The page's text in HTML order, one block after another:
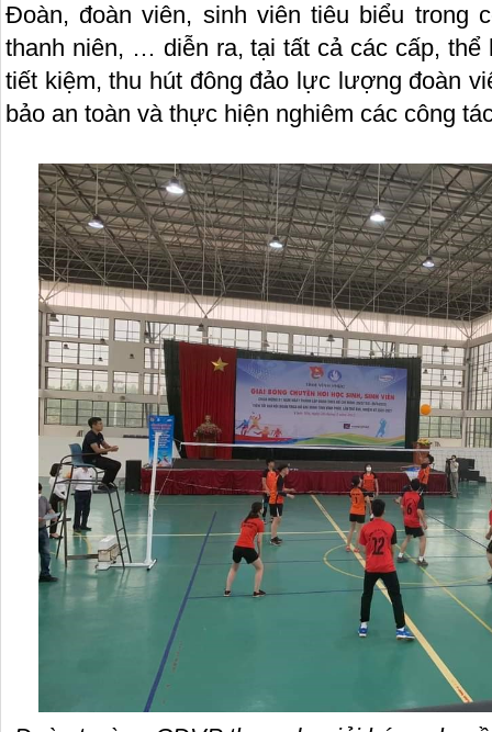
Đoàn, đoàn viên, sinh viên tiêu biểu trong
thanh niên, … diễn ra, tại tất cả các cấp, thể
tiết kiệm, thu hút đông đảo lực lượng đoàn
bảo an toàn và thực hiện nghiêm các công